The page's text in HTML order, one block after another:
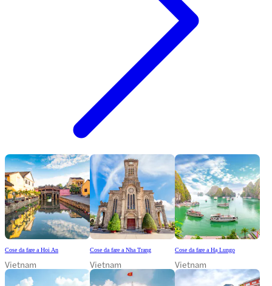
Cose da fare a Hoi An
Vietnam
Cose da fare a Nha Trang
Vietnam
Cose da fare a Hạ Lungo
Vietnam